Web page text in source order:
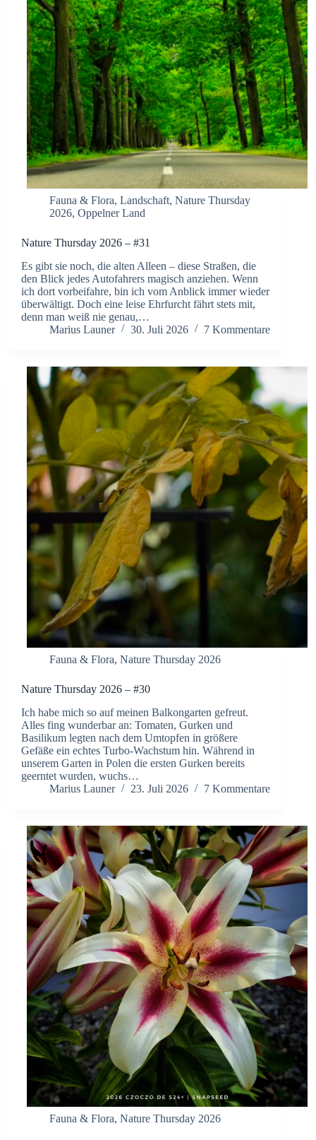
Fauna & Flora, Landschaft, Nature Thursday
2026, Oppelner Land
Nature Thursday 2026 – #31
Es gibt sie noch, die alten Alleen – diese Straßen, die
den Blick jedes Autofahrers magisch anziehen. Wenn
ich dort vorbeifahre, bin ich vom Anblick immer wieder
überwältigt. Doch eine leise Ehrfurcht fährt stets mit,
denn man weiß nie genau,…
Marius Launer
30. Juli 2026 7 Kommentare
Fauna & Flora, Nature Thursday 2026
Nature Thursday 2026 – #30
Ich habe mich so auf meinen Balkongarten gefreut.
Alles fing wunderbar an: Tomaten, Gurken und
Basilikum legten nach dem Umtopfen in größere
Gefäße ein echtes Turbo-Wachstum hin. Während in
unserem Garten in Polen die ersten Gurken bereits
geerntet wurden, wuchs…
Marius Launer
23. Juli 2026 7 Kommentare
Fauna & Flora, Nature Thursday 2026